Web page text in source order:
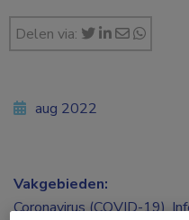
Delen via:
aug 2022
Vakgebieden:
Coronavirus (COVID-19),